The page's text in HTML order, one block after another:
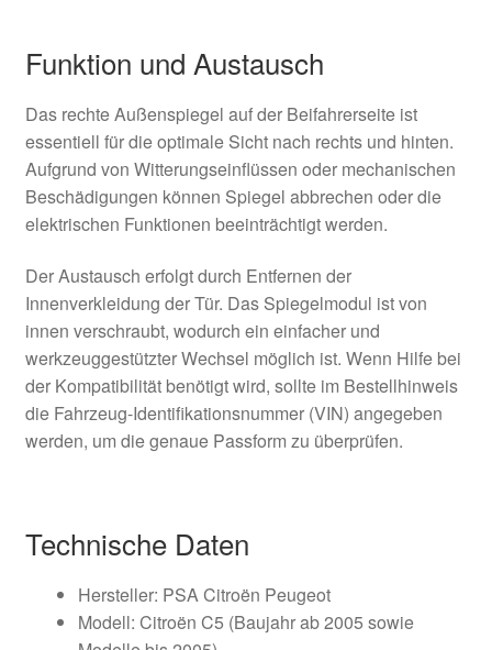
Funktion und Austausch
Das rechte Außenspiegel auf der Beifahrerseite ist
essentiell für die optimale Sicht nach rechts und hinten.
Aufgrund von Witterungseinflüssen oder mechanischen
Beschädigungen können Spiegel abbrechen oder die
elektrischen Funktionen beeinträchtigt werden.
Der Austausch erfolgt durch Entfernen der
Innenverkleidung der Tür. Das Spiegelmodul ist von
innen verschraubt, wodurch ein einfacher und
werkzeuggestützter Wechsel möglich ist. Wenn Hilfe bei
der Kompatibilität benötigt wird, sollte im Bestellhinweis
die Fahrzeug-Identifikationsnummer (VIN) angegeben
werden, um die genaue Passform zu überprüfen.
Technische Daten
Hersteller: PSA Citroën Peugeot
Modell: Citroën C5 (Baujahr ab 2005 sowie